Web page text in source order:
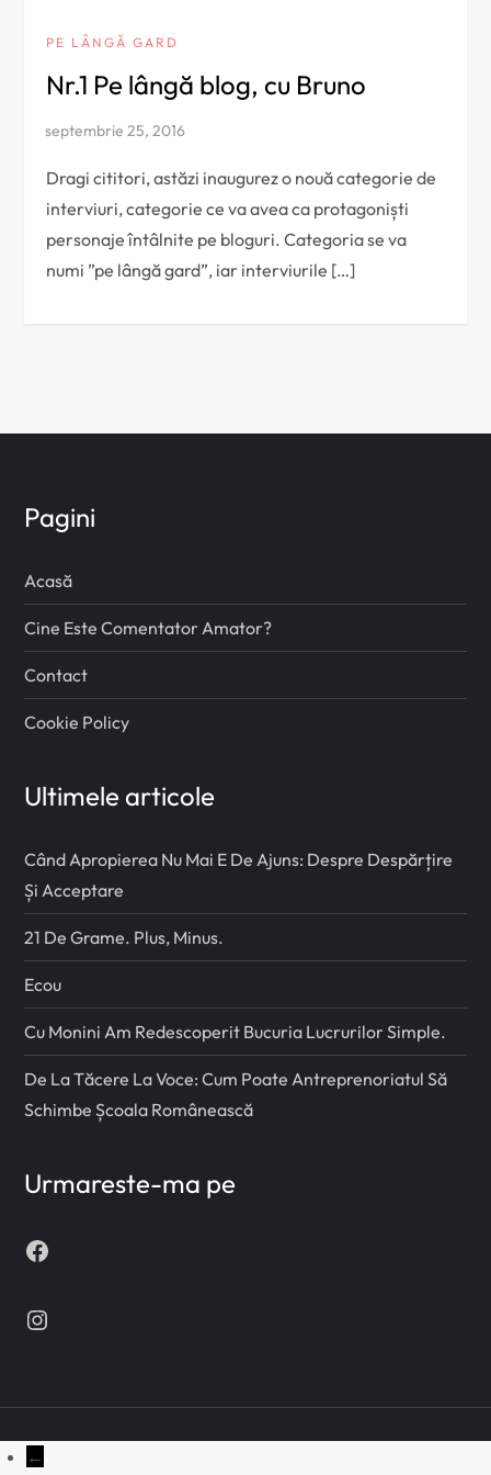
PE LÂNGĂ GARD
Nr.1 Pe lângă blog, cu Bruno
Dragi cititori, astăzi inaugurez o nouă categorie de
interviuri, categorie ce va avea ca protagoniști
personaje întâlnite pe bloguri. Categoria se va
numi ”pe lângă gard”, iar interviurile […]
Pagini
Acasă
Cine Este Comentator Amator?
Contact
Cookie Policy
Ultimele articole
Când Apropierea Nu Mai E De Ajuns: Despre Despărțire
Și Acceptare
21 De Grame. Plus, Minus.
Ecou
Cu Monini Am Redescoperit Bucuria Lucrurilor Simple.
De La Tăcere La Voce: Cum Poate Antreprenoriatul Să
Schimbe Școala Românească
Urmareste-ma pe
←